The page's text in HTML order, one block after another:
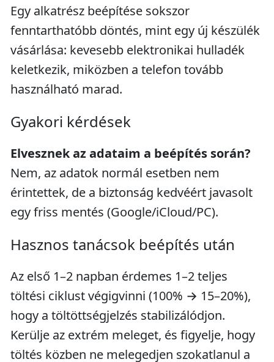
Egy alkatrész beépítése sokszor
fenntarthatóbb döntés, mint egy új készülék
vásárlása: kevesebb elektronikai hulladék
keletkezik, miközben a telefon tovább
használható marad.
Gyakori kérdések
Elvesznek az adataim a beépítés során?
Nem, az adatok normál esetben nem
érintettek, de a biztonság kedvéért javasolt
egy friss mentés (Google/iCloud/PC).
Hasznos tanácsok beépítés után
Az első 1–2 napban érdemes 1–2 teljes
töltési ciklust végigvinni (100% → 15–20%),
hogy a töltöttségjelzés stabilizálódjon.
Kerülje az extrém meleget, és figyelje, hogy
töltés közben ne melegedjen szokatlanul a